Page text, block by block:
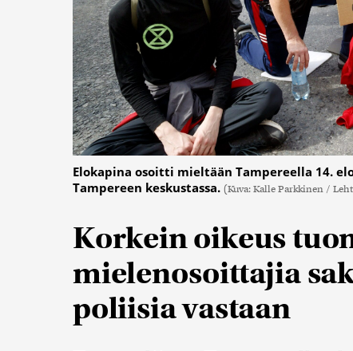
Elokapina osoitti mieltään Tampereella 14.
Tampereen keskustassa. (Kuva: Kalle Parkkinen /
Korkein oikeus
mielenosoittajia
poliisia vastaan